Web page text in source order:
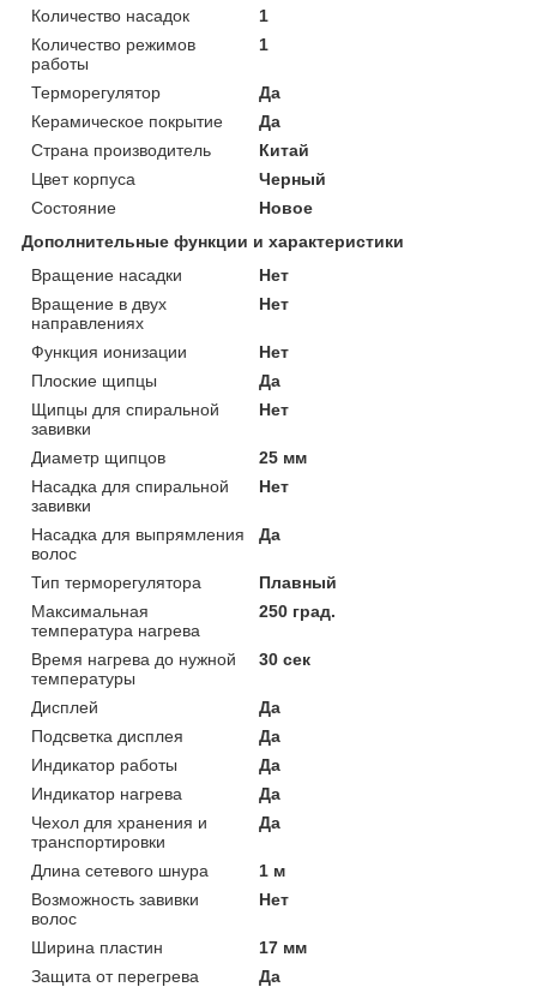
Количество насадок
1
Количество режимов
работы
1
Терморегулятор
Да
Керамическое покрытие
Да
Страна производитель
Китай
Цвет корпуса
Черный
Состояние
Новое
Дополнительные функции и характеристики
Вращение насадки
Нет
Вращение в двух
направлениях
Нет
Функция ионизации
Нет
Плоские щипцы
Да
Щипцы для спиральной
завивки
Нет
Диаметр щипцов
25 мм
Насадка для спиральной
завивки
Нет
Насадка для выпрямления
волос
Да
Тип терморегулятора
Плавный
Максимальная
температура нагрева
250 град.
Время нагрева до нужной
температуры
30 сек
Дисплей
Да
Подсветка дисплея
Да
Индикатор работы
Да
Индикатор нагрева
Да
Чехол для хранения и
транспортировки
Да
Длина сетевого шнура
1 м
Возможность завивки
волос
Нет
Ширина пластин
17 мм
Защита от перегрева
Да